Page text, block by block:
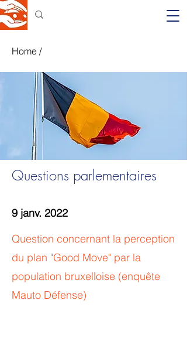
Home /
Questions parlementaires
9 janv. 2022
Question concernant la perception
du plan "Good Move" par la
population bruxelloise (enquête
Mauto Défense)